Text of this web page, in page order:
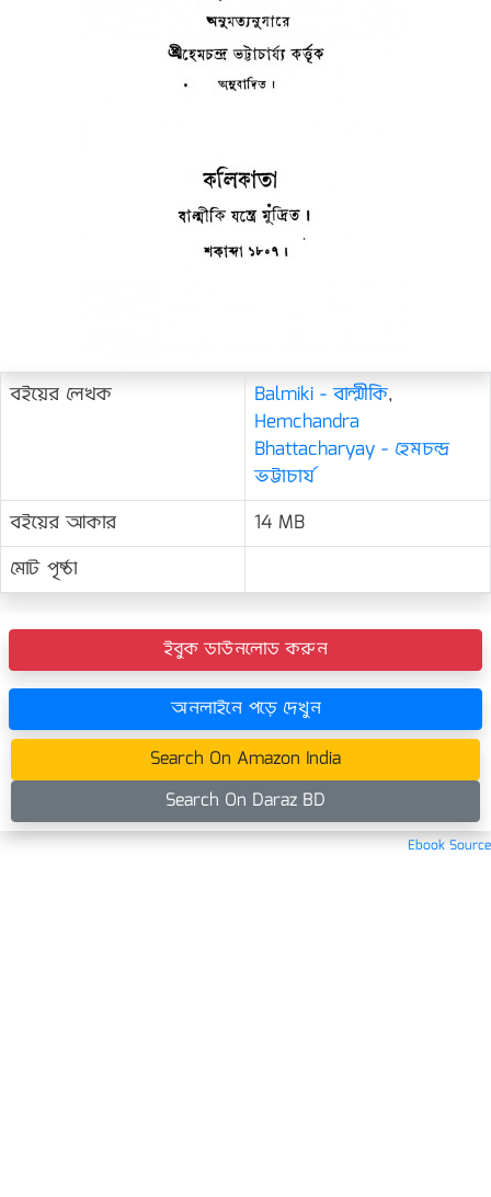
বইয়ের লেখক Balmiki - বাল্মীকি,
Hemchandra
Bhattacharyay - হেমচন্দ্র
ভট্টাচার্য
বইয়ের আকার
14 MB
মোট পৃষ্ঠা
ইবুক ডাউনলোড করুন
অনলাইনে পড়ে দেখুন
Search On Amazon India
Search On Daraz BD
Ebook Source